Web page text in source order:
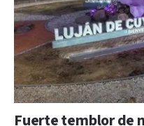
Fuerte temblor de